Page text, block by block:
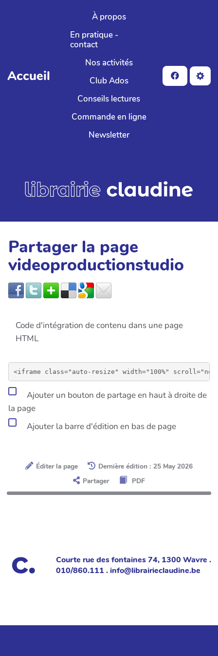
Aller au contenu principal
Accueil
À propos
En pratique -
contact
Nos activités
Club Ados
Conseils lectures
Commande en ligne
Newsletter
Partager la page
videoproductionstudio
Code d'intégration de contenu dans une page
HTML
Ajouter un bouton de partage en haut à droite de
la page
Ajouter la barre d'édition en bas de page
Éditer la page
Dernière édition : 25 May 2026
Partager
PDF
Courte rue des fontaines 74, 1300 Wavre .
010/860.111 . info@librairieclaudine.be